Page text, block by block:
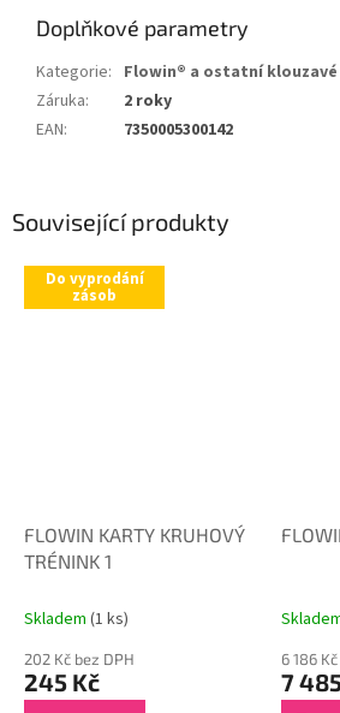
Související produkty
Do vyprodání
zásob
FLOWIN KARTY KRUHOVÝ
TRÉNINK 1
Skladem (1 ks)
202 Kč bez DPH
245 Kč
6 186
7
Doplňkové parametry
Kategorie: Flowin® a ostatní
Záruka:
2 roky
EAN: 7350005300142